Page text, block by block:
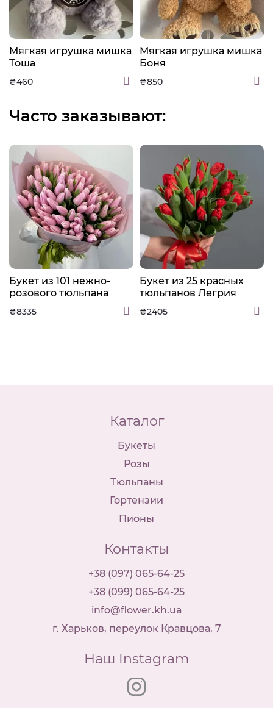
Мягкая игрушка мишка
Тоша
₴460
Мягкая игрушка мишка
Боня
₴850
Часто заказывают:
Букет из 101 нежно-
розового тюльпана
₴8335
Букет из 25 красных
тюльпанов Легрия
₴2405
Каталог
Букеты
Розы
Тюльпаны
Гортензии
Пионы
Контакты
+38 (097) 065-64-25
+38 (099) 065-64-25
info@flower.kh.ua
г. Харьков, переулок Кравцова, 7
Наш Instagram